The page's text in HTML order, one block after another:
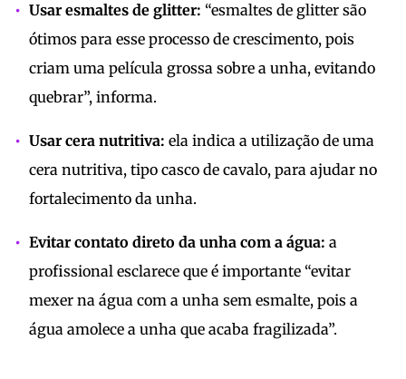
Usar esmaltes de glitter: “esmaltes de glitter são
ótimos para esse processo de crescimento, pois
criam uma película grossa sobre a unha, evitando
quebrar”, informa.
Usar cera nutritiva: ela indica a utilização de uma
cera nutritiva, tipo casco de cavalo, para ajudar no
fortalecimento da unha.
Evitar contato direto da unha com a água: a
profissional esclarece que é importante “evitar
mexer na água com a unha sem esmalte, pois a
água amolece a unha que acaba fragilizada”.